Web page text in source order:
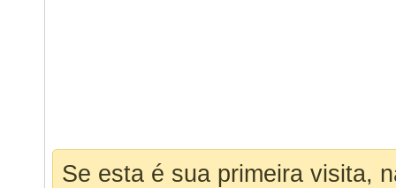
Se esta é sua primeira visita,